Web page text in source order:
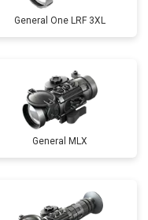
General One LRF 3XL
General MLX